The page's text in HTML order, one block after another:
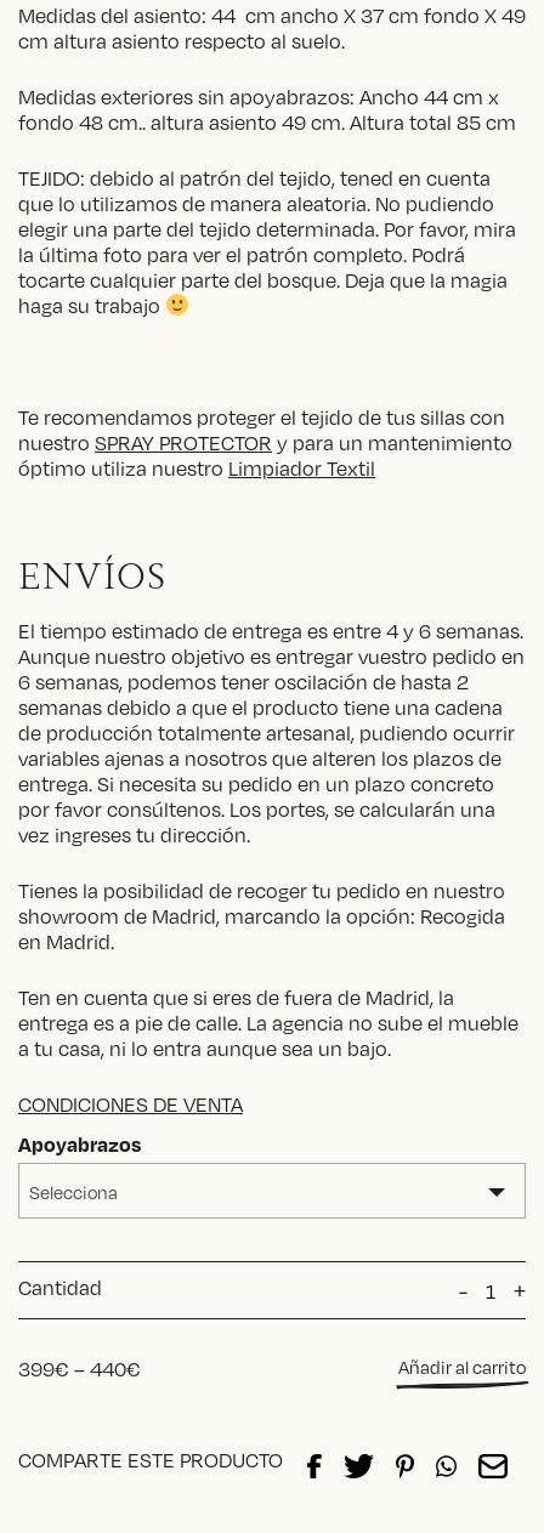
Medidas del asiento: 44 cm ancho X 37 cm fondo X 49
cm altura asiento respecto al suelo.
Medidas exteriores sin apoyabrazos: Ancho 44 cm x
fondo 48 cm.. altura asiento 49 cm. Altura total 85 cm
TEJIDO: debido al patrón del tejido, tened en cuenta
que lo utilizamos de manera aleatoria. No pudiendo
elegir una parte del tejido determinada. Por favor, mira
la última foto para ver el patrón completo. Podrá
tocarte cualquier parte del bosque. Deja que la magia
haga su trabajo
Te recomendamos proteger el tejido de tus sillas con
nuestro SPRAY PROTECTOR y para un mantenimiento
óptimo utiliza nuestro Limpiador Textil
ENVÍOS
El tiempo estimado de entrega es entre 4 y 6 semanas.
Aunque nuestro objetivo es entregar vuestro pedido en
6 semanas, podemos tener oscilación de hasta 2
semanas debido a que el producto tiene una cadena
de producción totalmente artesanal, pudiendo ocurrir
variables ajenas a nosotros que alteren los plazos de
entrega. Si necesita su pedido en un plazo concreto
por favor consúltenos. Los portes, se calcularán una
vez ingreses tu dirección.
Tienes la posibilidad de recoger tu pedido en nuestro
showroom de Madrid, marcando la opción: Recogida
en Madrid.
Ten en cuenta que si eres de fuera de Madrid, la
entrega es a pie de calle. La agencia no sube el mueble
a tu casa, ni lo entra aunque sea un bajo.
CONDICIONES DE VENTA
Apoyabrazos
Selecciona
Cantidad -
Silla
PUCK
+
399€ –440€
440€
Añadir al carrito
COMPARTE ESTE PRODUCTO